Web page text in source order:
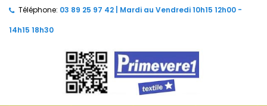
Téléphone: 03 89 25 97 42 | Mardi au Vendredi 10h15 12h00 -
14h15 18h30